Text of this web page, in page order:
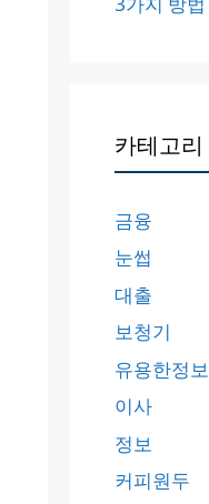
카테고리
금융
눈썹
대출
보청기
유용한정보
이사
정보
커피원두